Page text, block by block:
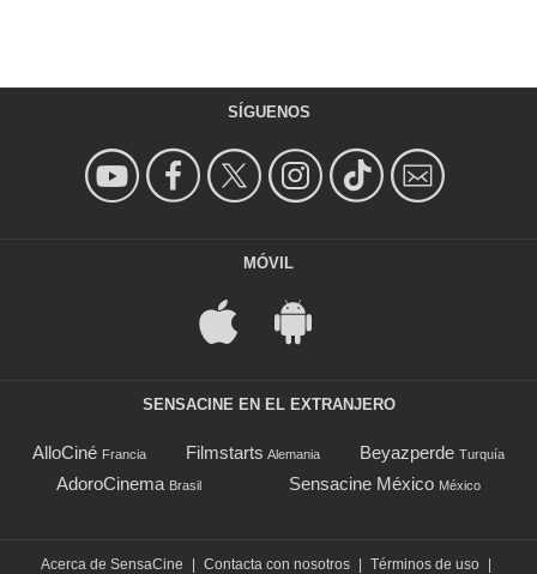
SÍGUENOS
MÓVIL
SENSACINE EN EL EXTRANJERO
AlloCiné Francia Filmstarts Alemania Beyazperde Turquía
AdoroCinema Brasil Sensacine México México
Acerca de SensaCine Contacta con nosotros Términos de uso